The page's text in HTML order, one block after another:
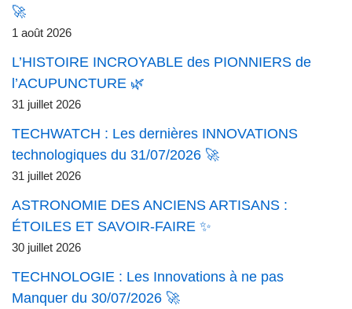
🚀
1 août 2026
L’HISTOIRE INCROYABLE des PIONNIERS de
l’ACUPUNCTURE 🌿
31 juillet 2026
TECHWATCH : Les dernières INNOVATIONS
technologiques du 31/07/2026 🚀
31 juillet 2026
ASTRONOMIE DES ANCIENS ARTISANS :
ÉTOILES ET SAVOIR-FAIRE ✨
30 juillet 2026
TECHNOLOGIE : Les Innovations à ne pas
Manquer du 30/07/2026 🚀